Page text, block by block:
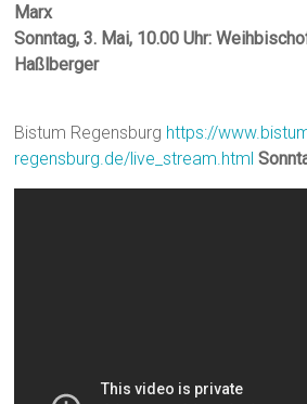
Marx
Sonntag, 3. Mai, 10.00 Uhr:
Haßlberger
Bistum Regensburg https://
regensburg.de/live_stream.html